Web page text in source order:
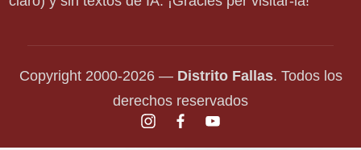
Copyright 2000-2026 — Distrito Fallas. Todos los
derechos reservados
instagram.com
facebook.com
youtube.com